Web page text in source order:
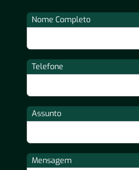
Nome Completo
Telefone
Assunto
Mensagem